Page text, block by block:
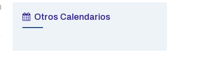
Otros Calendarios